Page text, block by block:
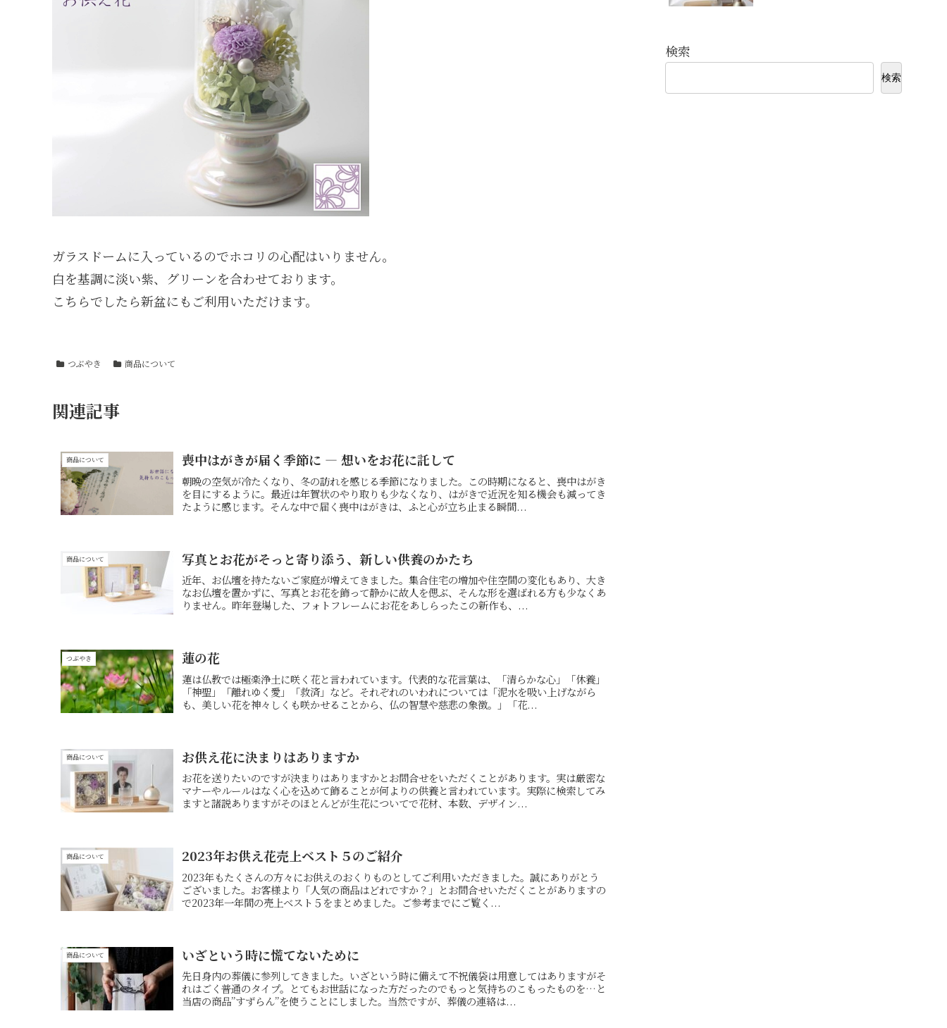
ガラスドームに入っているのでホコリの心配はいりません。
白を基調に淡い紫、グリーンを合わせております。
こちらでしたら新盆にもご利用いただけます。
つぶやき 商品について
関連記事
商品について 喪中はがきが届く季節に ― 想いをお花に託して
朝晩の空気が冷たくなり、冬の訪れを感じる季節になりました。この時期になると、喪中はがき
を目にするように。最近は年賀状のやり取りも少なくなり、はがきで近況を知る機会も減ってき
たように感じます。そんな中で届く喪中はがきは、ふと心が立ち止まる瞬間...
商品について 写真とお花がそっと寄り添う、新しい供養のかたち
近年、お仏壇を持たないご家庭が増えてきました。集合住宅の増加や住空間の変化もあり、大き
なお仏壇を置かずに、写真とお花を飾って静かに故人を偲ぶ、そんな形を選ばれる方も少なくあ
りません。昨年登場した、フォトフレームにお花をあしらったこの新作も、...
つぶやき 蓮の花
蓮は仏教では極楽浄土に咲く花と言われています。代表的な花言葉は、「清らかな心」「休養」
「神聖」「離れゆく愛」「救済」など。それぞれのいわれについては「泥水を吸い上げながら
も、美しい花を神々しくも咲かせることから、仏の智慧や慈悲の象徴。」「花...
商品について お供え花に決まりはありますか
お花を送りたいのですが決まりはありますかとお問合せをいただくことがあります。実は厳密な
マナーやルールはなく心を込めて飾ることが何よりの供養と言われています。実際に検索してみ
ますと諸説ありますがそのほとんどが生花についてで花材、本数、デザイン...
商品について 2023年お供え花売上ベスト５のご紹介
2023年もたくさんの方々にお供えのおくりものとしてご利用いただきました。誠にありがとう
ございました。お客様より「人気の商品はどれですか？」とお問合せいただくことがありますの
で2023年一年間の売上ベスト５をまとめました。ご参考までにご覧く...
商品について いざという時に慌てないために
先日身内の葬儀に参列してきました。いざという時に備えて不祝儀袋は用意してはありますがそ
れはごく普通のタイプ。とてもお世話になった方だったのでもっと気持ちのこもったものを…と
当店の商品”すずらん”を使うことにしました。当然ですが、葬儀の連絡は...
検索
検索